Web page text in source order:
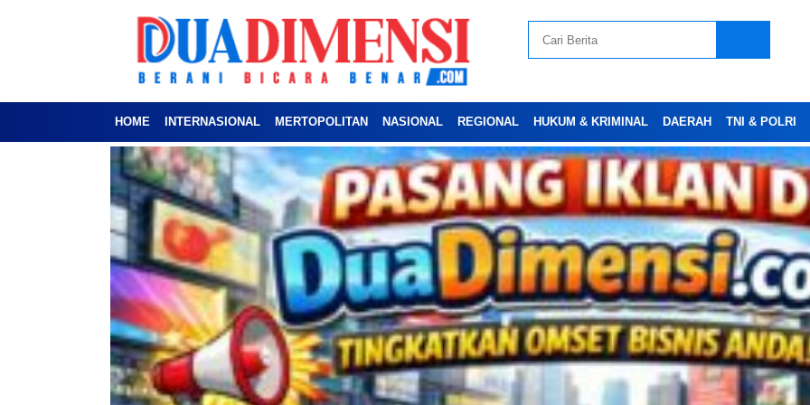
HOME INTERNASIONAL MERTOPOLITAN NASIONAL REGIONAL HUKUM & KRIMINAL DAERAH TNI & POLRI
Advertesment